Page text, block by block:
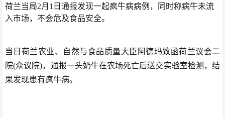
荷兰当局2月1日通报发现一起疯牛病病例，同时称病牛未流
入市场，不会危及食品安全。
当日荷兰农业、自然与食品质量大臣阿德玛致函荷兰议会二
院(众议院)，通报一头奶牛在农场死亡后送交实验室检测，结
果发现患有疯牛病。